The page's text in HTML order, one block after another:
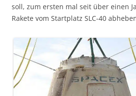
soll, zum ersten mal seit über einen
Rakete vom Startplatz SLC-40